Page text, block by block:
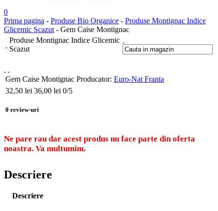
0
Prima pagina - Produse Bio Organice - Produse Montignac Indice
Glicemic Scazut - Gem Caise Montignac
Produse Montignac Indice Glicemic
Scazut
Gem Caise Montignac Producator: Euro-Nat Franta
32,50 lei 36,00 lei 0/5
0 review-uri
Ne pare rau dar acest produs nu face parte din oferta
noastra. Va multumim.
Descriere
Descriere